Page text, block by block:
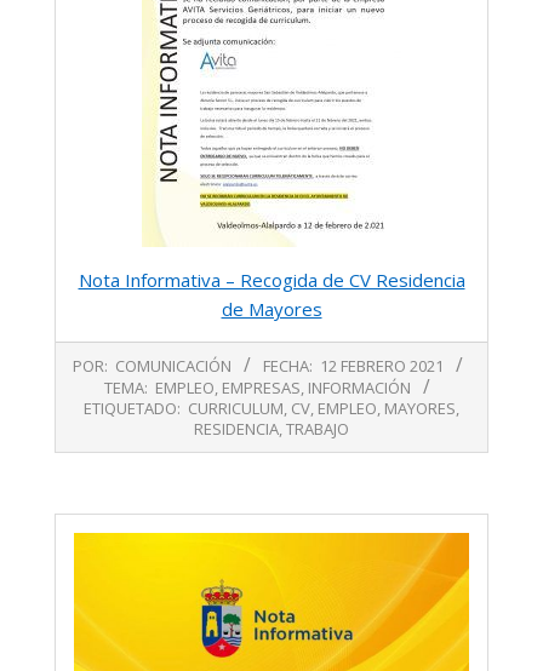
Nota Informativa – Recogida de CV Residencia
de Mayores
02-
POR: COMUNICACIÓN FECHA: 12 FEBRERO 2021
TEMA: EMPLEO, EMPRESAS, INFORMACIÓN
ETIQUETADO: CURRICULUM, CV, EMPLEO, MAYORES,
RESIDENCIA,TRABAJO